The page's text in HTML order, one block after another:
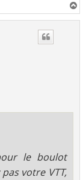
a
le boulot
votre VTT,